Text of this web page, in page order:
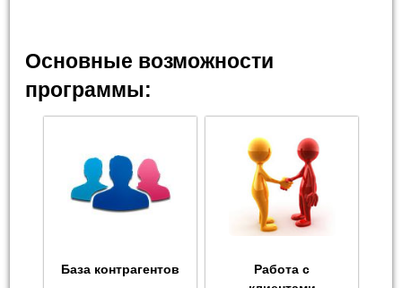
Основные возможности
программы:
База контрагентов
Работа с